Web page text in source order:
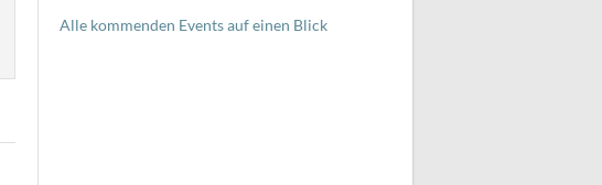
Alle kommenden Events auf einen Blick